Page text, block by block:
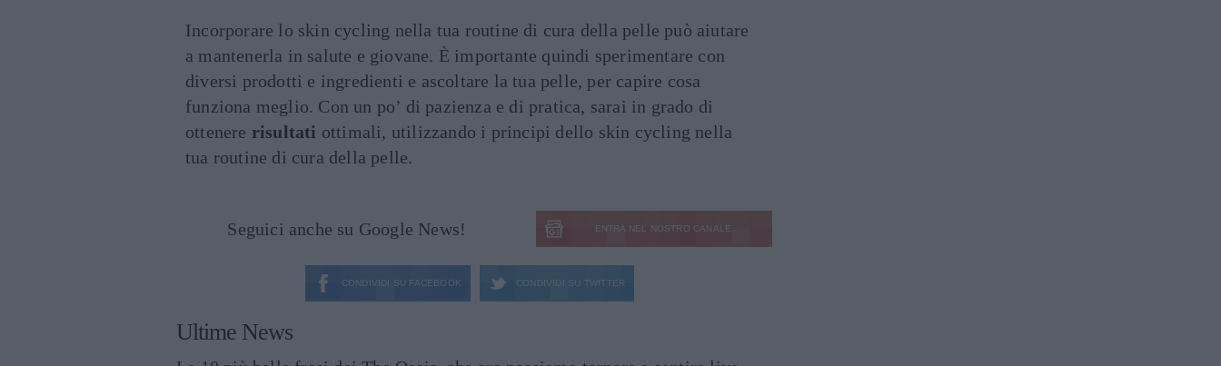
Incorporare lo skin cycling nella tua routine di cura della pelle può aiutare
a mantenerla in salute e giovane. È importante quindi sperimentare con
diversi prodotti e ingredienti e ascoltare la tua pelle, per capire cosa
funziona meglio. Con un po’ di pazienza e di pratica, sarai in grado di
ottenere risultati ottimali, utilizzando i principi dello skin cycling nella
tua routine di cura della pelle.
Seguici anche su Google News! ENTRA NEL NOSTRO CANALE
CONDIVIDI SU FACEBOOK CONDIVIDI SU TWITTER
Ultime News